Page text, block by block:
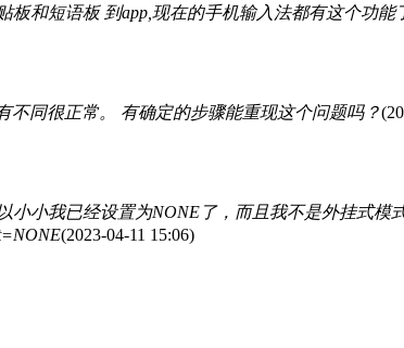
板和短语板 到app,现在的手机输入法都有这个功
不同很正常。 有确定的步骤能重现这个问题吗？
小小我已经设置为NONE了，而且我不是外挂式
(2023-04-11 15:06)